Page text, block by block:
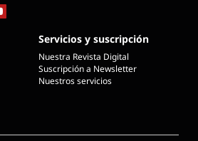
Servicios y suscripción
Nuestra Revista Digital
Suscripción a Newsletter
Nuestros servicios